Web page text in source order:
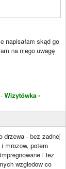
napisałam skąd go
na niego uwagę
- Wizytówka -
drzewa - bez zadnej
mrozow, potem
i tez
wzgledow co